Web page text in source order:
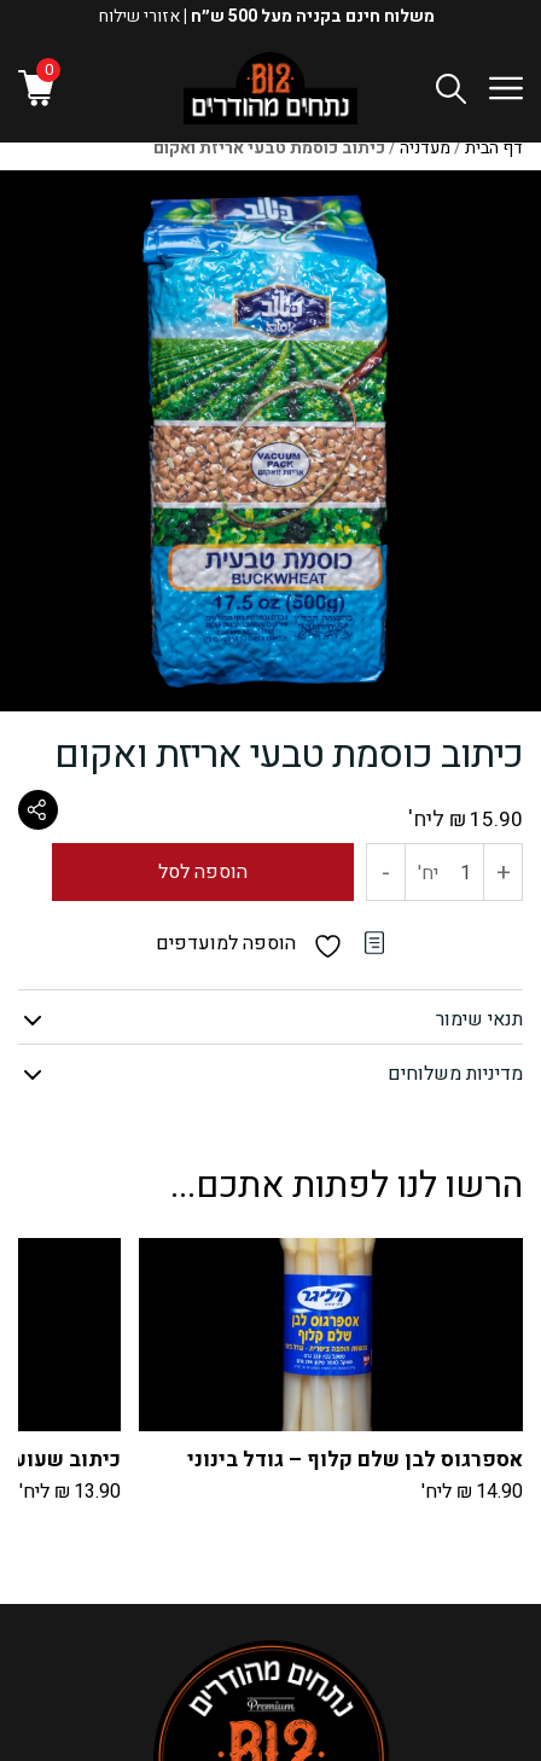
משלוח חינם בקניה מעל 500 ש״ח | אזורי שילוח
0
דף הבית/מעדניה/כיתוב כוסמת טבעי אריזת ואקום
כיתוב כוסמת טבעי אריזת ואקום
₪ 15.90 ליח'
+ כמות
כוסמת
טבעי
ואקום
יח' - הוספה לסל
הוספה למועדפים
תנאי שימור
מדיניות משלוחים
הרשו לנו לפתות אתכם...
אספרגוס לבן שלם קלוף – גודל בינוני
₪ 14.90 ליח'
כיתוב
₪ 13.90 ליח'